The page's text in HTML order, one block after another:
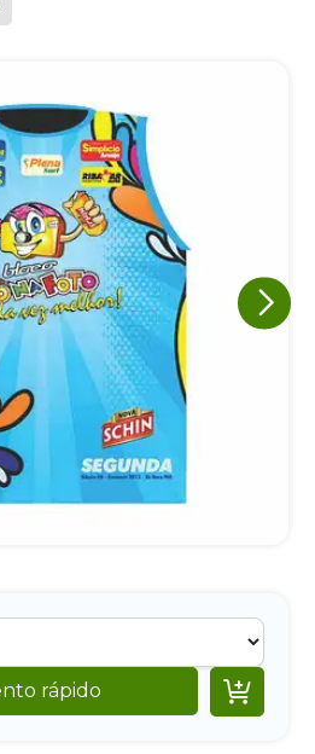
rápido 
receber comunicações.
comprometida a proteger e respeitar
seus dados apenas para fins
alterar suas preferências a
conversa